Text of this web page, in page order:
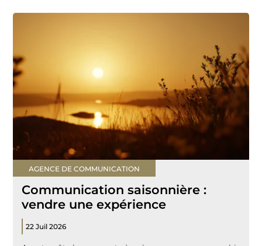
AGENCE DE COMMUNICATION
Communication saisonnière :
vendre une expérience
22 Juil 2026